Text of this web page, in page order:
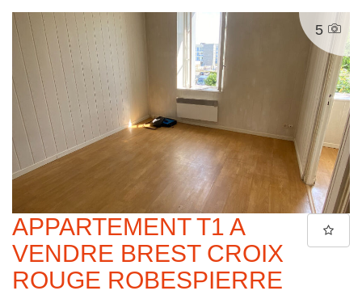
5
APPARTEMENT T1 A
VENDRE BREST CROIX
ROUGE ROBESPIERRE